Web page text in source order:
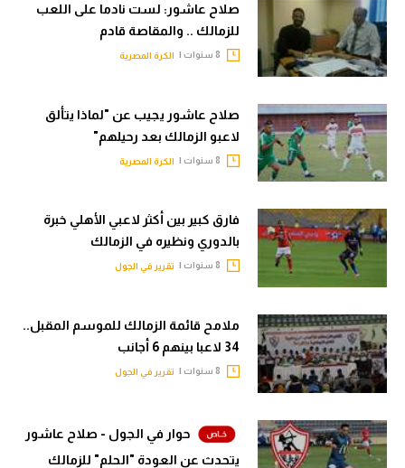
القسم الثاني
رياضات أخرى
أمم إفريقيا
كرة السلة الأمريكية
كرة سلة
كرة طائرة
الوطن العربي
رياضة نسائية
آسيا
ركن الألعاب
صلاح عاشور: لست نادما على اللعب
للزمالك .. والمقاصة قادم‎
الكرة المصرية
صلاح عاشور يجيب عن "لماذا يتألق
لاعبو الزمالك بعد رحيلهم"
الكرة المصرية
فارق كبير بين أكثر لاعبي الأهلي خبرة
بالدوري ونظيره في الزمالك
تقرير في الجول
ملامح قائمة الزمالك للموسم المقبل..
34 لاعبا بينهم 6 أجانب
تقرير في الجول
حوار في الجول - صلاح عاشور
يتحدث عن العودة "الحلم" للزمالك